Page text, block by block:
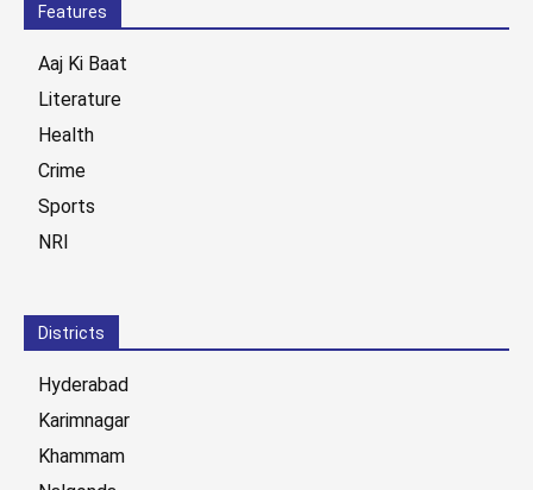
Features
Aaj Ki Baat
Literature
Health
Crime
Sports
NRI
Districts
Hyderabad
Karimnagar
Khammam